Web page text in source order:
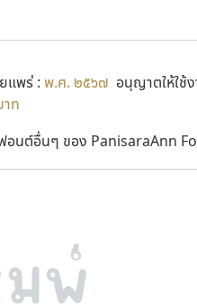
แพร่ : พ.ศ. ๒๕๖๗ อนุญาตให้ใช้
ท
อนต์อื่นๆ ของ PanisaraAnn